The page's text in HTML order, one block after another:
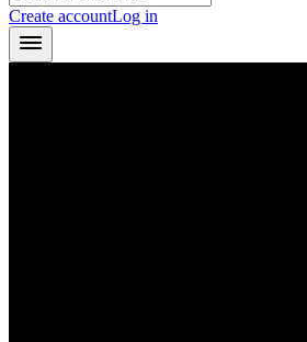
Create accountLog in